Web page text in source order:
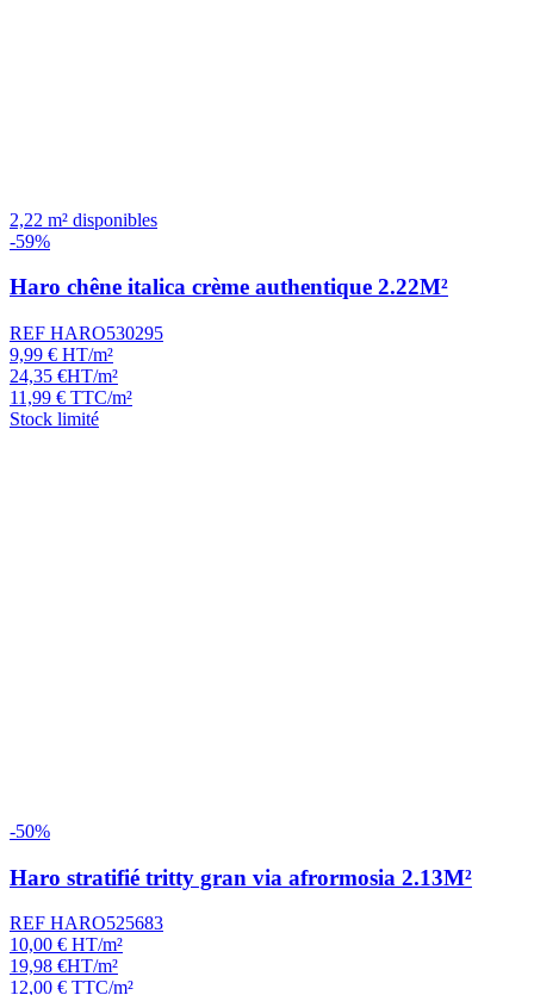
2,22 m² disponibles
-59%
Haro chêne italica crème authentique 2.22M²
REF HARO530295
9,99 € HT/m²
24,35 €HT/m²
11,99 € TTC/m²
Stock limité
-50%
Haro stratifié tritty gran via afrormosia 2.13M²
REF HARO525683
10,00 € HT/m²
19,98 €HT/m²
12,00 € TTC/m²